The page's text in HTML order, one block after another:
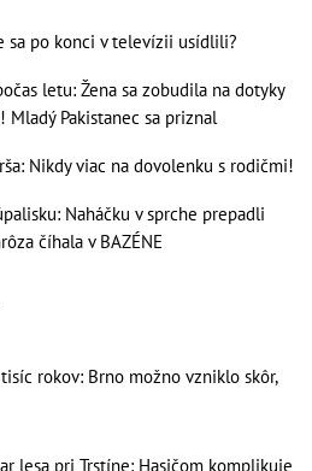
sa po konci v televízii usídlili?
letu: Žena sa zobudila na dotyky
Mladý Pakistanec sa priznal
Nikdy viac na dovolenku s rodičmi!
Naháčku v sprche prepadli
číhala v BAZÉNE
rokov: Brno možno vzniklo skôr,
lesa pri Trstíne: Hasičom komplikuje